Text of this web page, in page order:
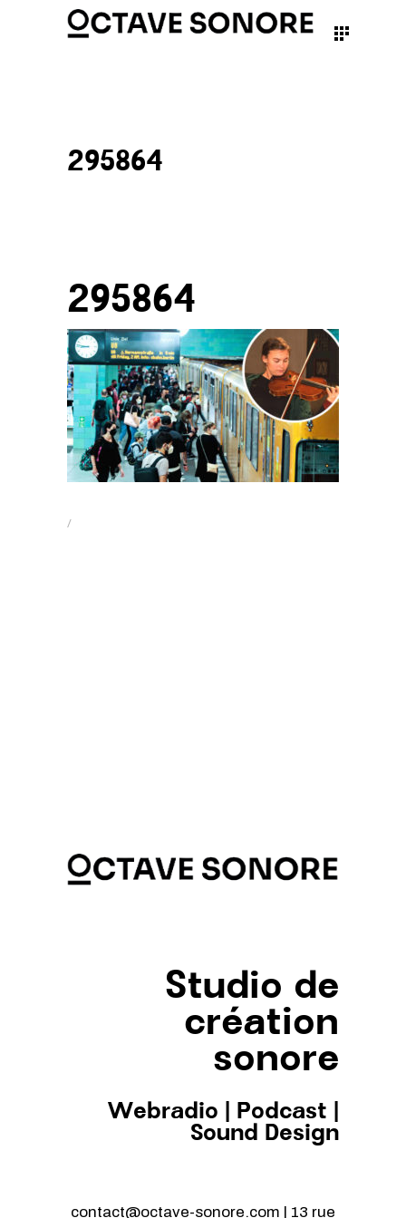
295864
295864
Studio de
création
sonore
Webradio Podcast
Sound Design
contact@octave-sonore.com | 13 rue